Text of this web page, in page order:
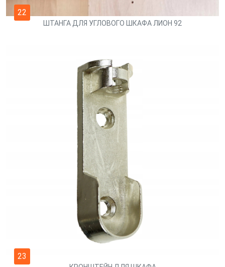
22
ШТАНГА ДЛЯ УГЛОВОГО ШКАФА ЛИОН 92
23